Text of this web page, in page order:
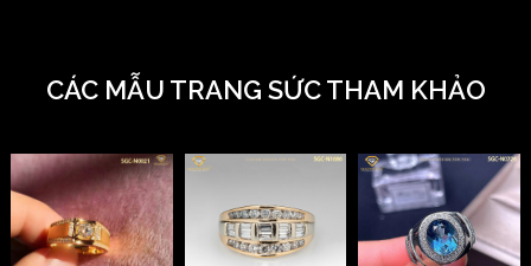
CÁC MẪU TRANG SỨC THAM KHẢO